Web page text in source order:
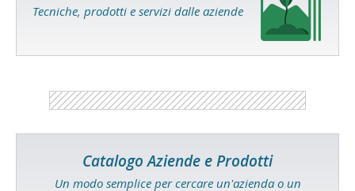
Tecniche, prodotti e servizi dalle aziende
Catalogo Aziende e Prodotti
Un modo semplice per cercare un'azienda o un